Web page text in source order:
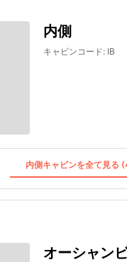
内側
キャビンコード: IB
内側キャビンを全て見る
オーシャン